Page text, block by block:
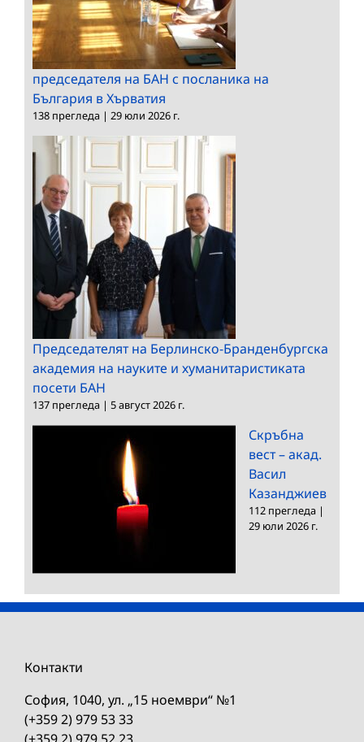
председателя на БАН с посланика на
България в Хърватия
138 прегледа | 29 юли 2026 г.
Председателят на Берлинско-Бранденбургска
академия на науките и хуманитаристиката
посети БАН
137 прегледа | 5 август 2026 г.
Скръбна
вест – акад.
Васил
Казанджиев
112 прегледа |
29 юли 2026 г.
Контакти
София, 1040, ул. „15 ноември“ №1
(+359 2) 979 53 33